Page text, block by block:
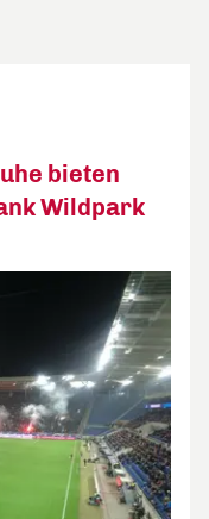
bieten
Wildpark